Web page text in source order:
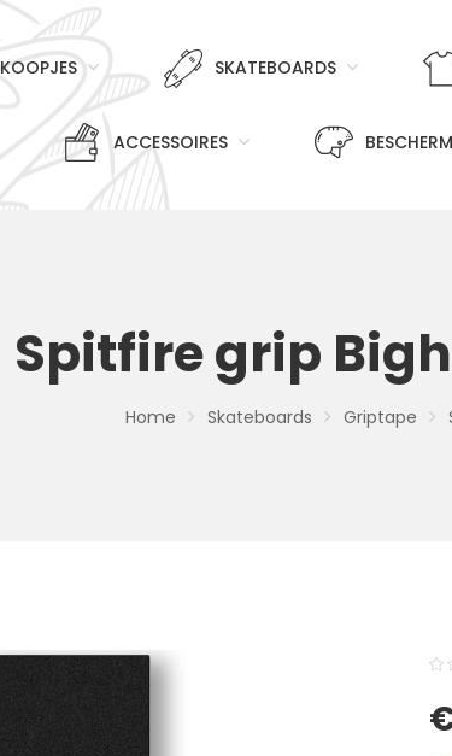
KOOPJES SKATEBOARDS
ACCESSOIRES
Spitfire grip
Home Skateboards Griptape